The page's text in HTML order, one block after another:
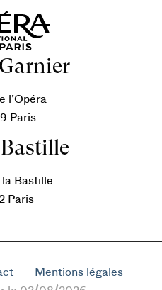
l’Opéra
Paris
la Bastille
Paris
Mentions légales